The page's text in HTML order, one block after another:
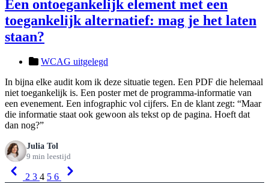
Een ontoegankelijk element met een
toegankelijk alternatief: mag je het laten
staan?
WCAG uitgelegd
In bijna elke audit kom ik deze situatie tegen. Een PDF die helemaal
niet toegankelijk is. Een poster met de programma-informatie van
een evenement. Een infographic vol cijfers. En de klant zegt: “Maar
die informatie staat ook gewoon als tekst op de pagina. Hoeft dat
dan nog?”
Julia Tol
9 min leestijd
Previous
2 3 4 5 6
Next